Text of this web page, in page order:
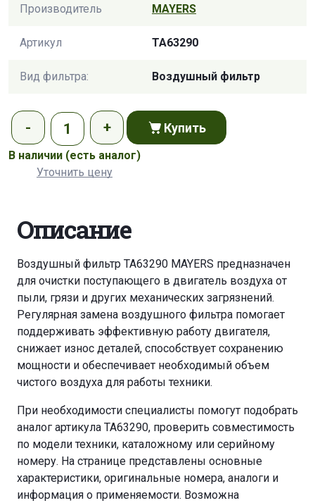
Производитель MAYERS
Артикул TA63290
Вид фильтра: Воздушный фильтр
Купить
В наличии (есть аналог)
Уточнить цену
Описание
Воздушный фильтр TA63290 MAYERS предназначен
для очистки поступающего в двигатель воздуха от
пыли, грязи и других механических загрязнений.
Регулярная замена воздушного фильтра помогает
поддерживать эффективную работу двигателя,
снижает износ деталей, способствует сохранению
мощности и обеспечивает необходимый объем
чистого воздуха для работы техники.
При необходимости специалисты помогут подобрать
аналог артикула TA63290, проверить совместимость
по модели техники, каталожному или серийному
номеру. На странице представлены основные
характеристики, оригинальные номера, аналоги и
информация о применяемости. Возможна